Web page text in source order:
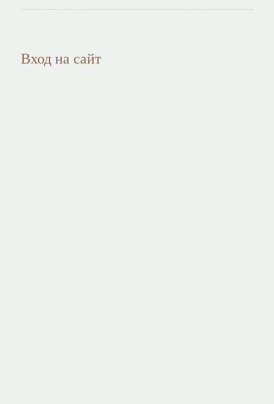
Вход на сайт